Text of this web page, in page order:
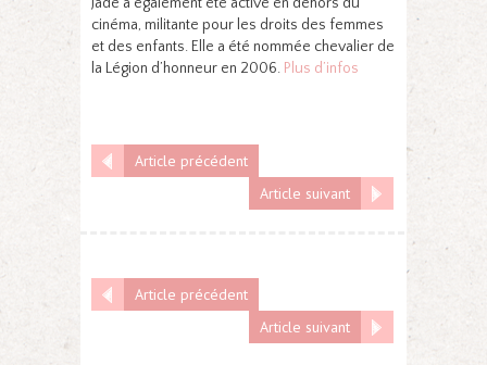
cinéma, militante pour les droits des femmes
et des enfants. Elle a été nommée chevalier de
la Légion d’honneur en 2006. Plus d’infos
Article précédent
Article suivant
Article précédent
Article suivant